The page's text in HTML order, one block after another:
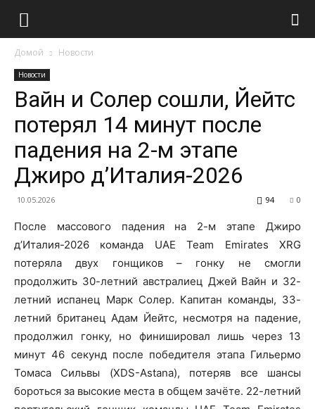
Домой Новости
Новости
Вайн и Солер сошли, Йейтс
потерял 14 минут после
падения на 2-м этапе
Джиро д’Италия-2026
10.05.2026 0
94
После массового падения на 2-м этапе Джиро
д’Италия-2026 команда UAE Team Emirates XRG
потеряла двух гонщиков – гонку не смогли
продолжить 30-летний австралиец Джей Вайн и 32-
летний испанец Марк Солер. Капитан команды, 33-
летний британец Адам Йейтс, несмотря на падение,
продолжил гонку, но финишировал лишь через 13
минут 46 секунд после победителя этапа Гильермо
Томаса Сильвы (XDS-Astana), потеряв все шансы
бороться за высокие места в общем зачёте. 22-летний